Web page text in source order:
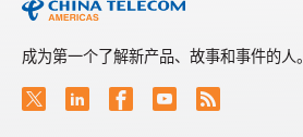
成为第一个了解新产品、故事和事件的人。